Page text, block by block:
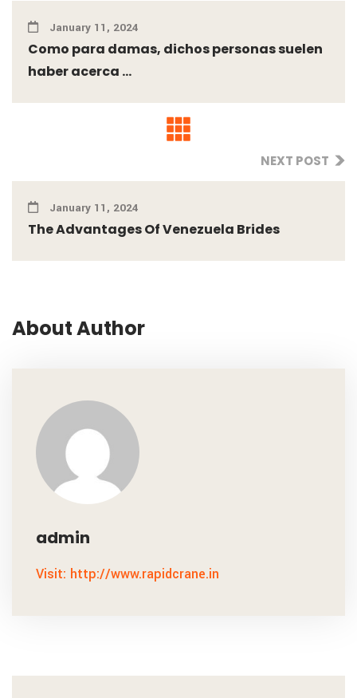
January 11, 2024
Como para damas, dichos personas suelen
haber acerca ...
NEXT POST
January 11, 2024
The Advantages Of Venezuela Brides
About Author
admin
Visit: http://www.rapidcrane.in